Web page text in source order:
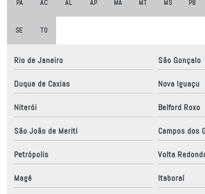
Desenvolvimento de máquinas industriais
Desenvolvimento de máquinas simples
Empresa de adequação nr12
Empresa de automação industrial
Empresa de automação industrial sp
Empresa de montagem eletromecânica
PA AC AL AP MA MT MS PB
SE TO
Rio de Janeiro São Gonçalo
Duque de Caxias Nova Iguaçu
Niterói Belford Roxo
São João de Meriti Campos dos
Petrópolis Volta
Magé Itaboraí